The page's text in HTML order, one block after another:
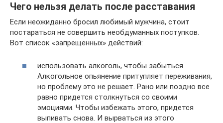
Чего нельзя делать после расставания
Если неожиданно бросил любимый мужчина, стоит
постараться не совершить необдуманных поступков.
Вот список «запрещенных» действий:
использовать алкоголь, чтобы забыться.
Алкогольное опьянение притупляет переживания,
но проблему это не решает. Рано или поздно все
равно придется столкнуться со своими
эмоциями. Чтобы избежать этого, придется
выпивать снова. И вырваться из этого